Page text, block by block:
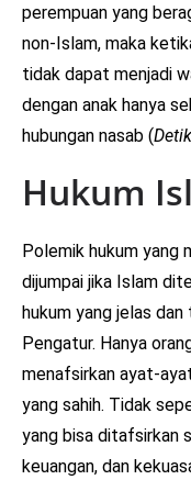
perempuan yang
non-Islam, maka
tidak dapat menjadi
dengan anak hanya
hubungan nasab (
Hukum
Polemik hukum yang
dijumpai jika Islam
hukum yang jelas
Pengatur. Hanya
menafsirkan ayat-
yang sahih. Tidak
yang bisa ditafsirkan
keuangan, dan